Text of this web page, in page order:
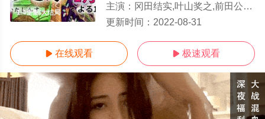
1-4全集/大结局
主演： 冈田结实,叶山奖之,前田公辉,吉谷彩子
更新时间： 2022-08-31
 在线观看  极速观看